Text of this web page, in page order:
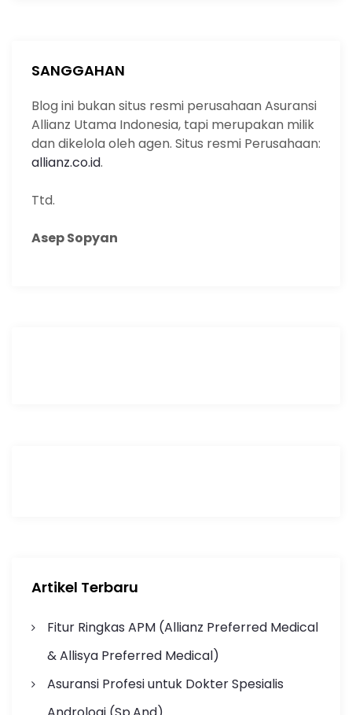
SANGGAHAN
Blog ini bukan situs resmi perusahaan Asuransi
Allianz Utama Indonesia, tapi merupakan milik
dan dikelola oleh agen. Situs resmi Perusahaan:
allianz.co.id.
Ttd.
Asep Sopyan
Artikel Terbaru
Fitur Ringkas APM (Allianz Preferred Medical
& Allisya Preferred Medical)
Asuransi Profesi untuk Dokter Spesialis